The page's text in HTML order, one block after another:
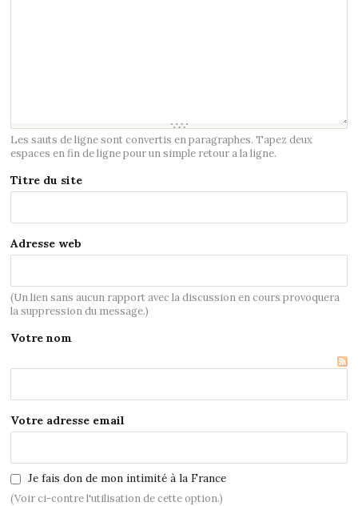
Les sauts de ligne sont convertis en paragraphes. Tapez deux
espaces en fin de ligne pour un simple retour a la ligne.
Titre du site
Adresse web
(Un lien sans aucun rapport avec la discussion en cours provoquera
la suppression du message.)
Votre nom
Votre adresse email
Je fais don de mon intimité à la France
(Voir ci-contre l'utilisation de cette option.)